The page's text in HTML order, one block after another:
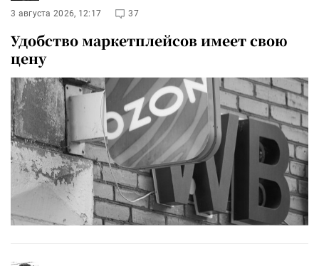
3 августа 2026, 12:17 37
Удобство маркетплейсов имеет свою
цену